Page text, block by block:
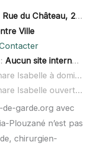
du Château, 29200 Brest
Ville
Aucun site internet connu
Le Ru Berrehare Isabelle à domicile :
Le Ru Berrehare Isabelle ouvert dimanche :
garde.org avec
Plouzané n’est pas
chirurgien-